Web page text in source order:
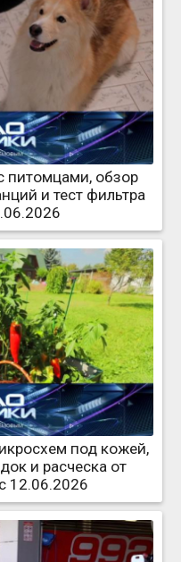
питомцами, обзор
и тест фильтра
под кожей,
и расческа от
12.06.2026